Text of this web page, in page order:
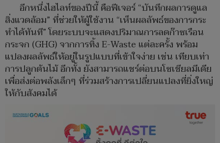
อีกหนึ่งไฮไลท์ของปีนี้ คือฟีเจอร์ “บันทึกผลการดูแล
สิ่งแวดล้อม” ที่ช่วยให้ผู้ใช้งาน “เห็นผลลัพธ์ของการกระ
ทำได้ทันที” โดยระบบจะแสดงปริมาณการลดก๊าซเรือน
กระจก (GHG) จากการทิ้ง E-Waste แต่ละครั้ง พร้อม
แปลงผลลัพธ์ให้อยู่ในรูปแบบที่เข้าใจง่าย เช่น เทียบเท่า
การปลูกต้นไม้ อีกทั้ง ยังสามารถแชร์ต่อบนโซเชียลมีเดีย
เพื่อส่งต่อพลังเล็กๆ ที่ร่วมสร้างการเปลี่ยนแปลงที่ยิ่งใหญ่
ให้กับสังคมได้